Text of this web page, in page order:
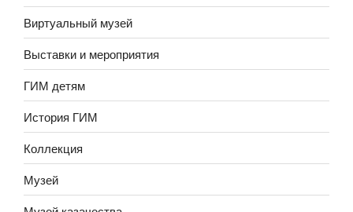
Виртуальный музей
Выставки и мероприятия
ГИМ детям
История ГИМ
Коллекция
Музей